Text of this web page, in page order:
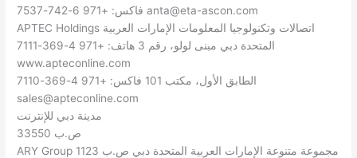
فاكس: +971 6-742-7537anta@eta-ascon.com
APTEC Holdings اتصالات وتكنولوجيا المعلومات الإمارات العربية
المتحدة دبي مبنى لولو، رقم 3 هاتف: +971 4-369-7111
www.apteconline.com
الطابق الأول، مكتب 101 فاكس: +971 4-369-7110
sales@apteconline.com
مدينة دبي للإنترنت
ص.ب 33550
ARY Group مجموعة متنوعة الإمارات العربية المتحدة دبي ص.ب 1123